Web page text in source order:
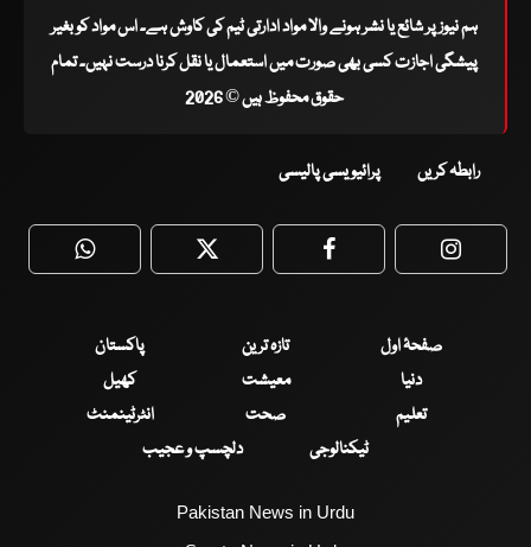
ہم نیوز پر شائع یا نشر ہونے والا مواد ادارتی ٹیم کی کاوش ہے۔ اس مواد کو بغیر
پیشگی اجازت کسی بھی صورت میں استعمال یا نقل کرنا درست نہیں۔ تمام
حقوق محفوظ ہیں © 2026
رابطہ کریں پرائیویسی پالیسی
WhatsApp Twitter Facebook
صفحۂ اول تازہ ترین
پاکستان
دنیا
معیشت
کھیل
تعلیم
صحت
انٹرٹینمنٹ
ٹیکنالوجی
دلچسپ و عجیب
Pakistan News in Urdu